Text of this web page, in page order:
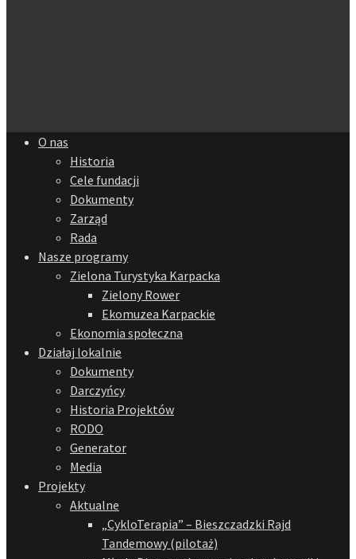
O nas
Historia
Cele fundacji
Dokumenty
Zarząd
Rada
Nasze programy
Zielona Turystyka Karpacka
Zielony Rower
Ekomuzea Karpackie
Ekonomia społeczna
Działaj lokalnie
Dokumenty
Darczyńcy
Historia Projektów
RODO
Generator
Media
Projekty
Aktualne
„CykloTerapia” – Bieszczadzki Rajd
Tandemowy (pilotaż)